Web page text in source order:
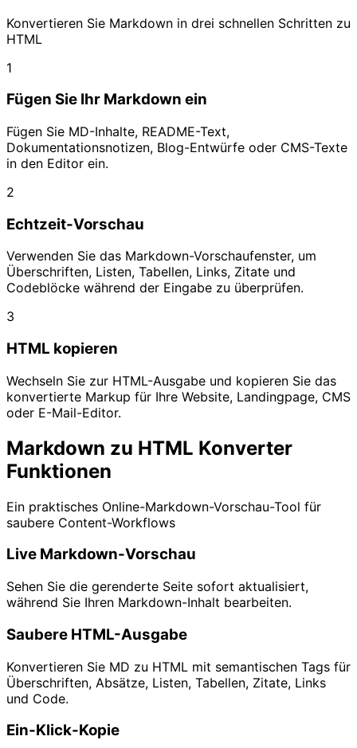
Konvertieren Sie Markdown in drei schnellen Schritten zu
HTML
1
Fügen Sie Ihr Markdown ein
Fügen Sie MD-Inhalte, README-Text,
Dokumentationsnotizen, Blog-Entwürfe oder CMS-Texte
in den Editor ein.
2
Echtzeit-Vorschau
Verwenden Sie das Markdown-Vorschaufenster, um
Überschriften, Listen, Tabellen, Links, Zitate und
Codeblöcke während der Eingabe zu überprüfen.
3
HTML kopieren
Wechseln Sie zur HTML-Ausgabe und kopieren Sie das
konvertierte Markup für Ihre Website, Landingpage, CMS
oder E-Mail-Editor.
Markdown zu HTML Konverter
Funktionen
Ein praktisches Online-Markdown-Vorschau-Tool für
saubere Content-Workflows
Live Markdown-Vorschau
Sehen Sie die gerenderte Seite sofort aktualisiert,
während Sie Ihren Markdown-Inhalt bearbeiten.
Saubere HTML-Ausgabe
Konvertieren Sie MD zu HTML mit semantischen Tags für
Überschriften, Absätze, Listen, Tabellen, Zitate, Links
und Code.
Ein-Klick-Kopie